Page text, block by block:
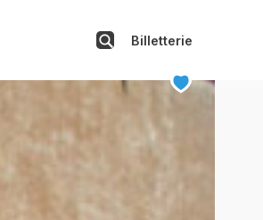
Billetterie